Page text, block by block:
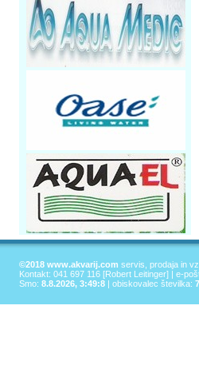
©2018 www.akvarij.com servis, prodaja in
Kontakt: 041 697 116 [Robert Leitinger] | e-
Smo: 8.8.2026, 3:49:8 | obiskovalec številka: